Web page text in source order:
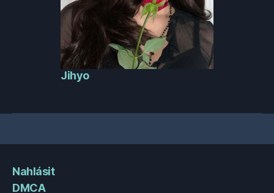
Jihyo
Nahlásit
DMCA